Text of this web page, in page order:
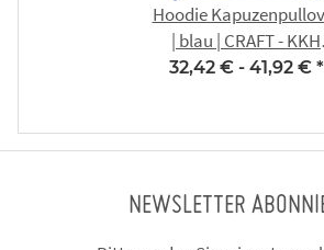
Hoodie
| blau | CRAFT - KKH
Erfurt
32,42 € - 41,92 € *
NEWSLETTER